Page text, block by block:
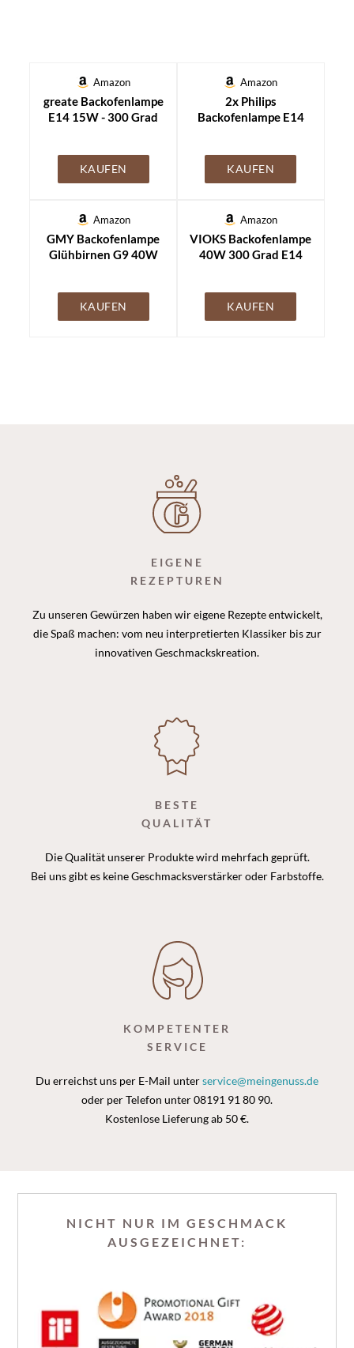
Amazon
greate Backofenlampe
E14 15W - 300 Grad
KAUFEN
Amazon
2x Philips
Backofenlampe E14
temperaturfest bis
300°C (2 Stück)
KAUFEN
Amazon
GMY Backofenlampe
Glühbirnen G9 40W
Backofen- und
Mikrowellenanwendungen
KAUFEN
Amazon
VIOKS Backofenlampe
40W 300 Grad E14
Bosch Backofen
Kühlschrank
KAUFEN
EIGENE
REZEPTUREN
Zu unseren Gewürzen haben wir eigene Rezepte entwickelt,
die Spaß machen: vom neu interpretierten Klassiker bis zur
innovativen Geschmackskreation.
BESTE
QUALITÄT
Die Qualität unserer Produkte wird mehrfach geprüft.
Bei uns gibt es keine Geschmacksverstärker oder Farbstoffe.
KOMPETENTER
SERVICE
Du erreichst uns per E-Mail unterservice@meingenuss.de
oder per Telefon unter 08191 91 80 90.
Kostenlose Lieferung ab 50 €.
NICHT NUR IM GESCHMACK
AUSGEZEICHNET: